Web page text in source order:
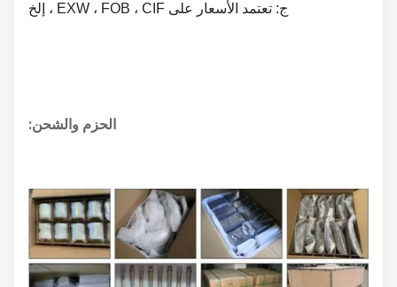
ج: تعتمد الأسعار على EXW ، FOB ، CIF ، إلخ
الحزم والشحن: